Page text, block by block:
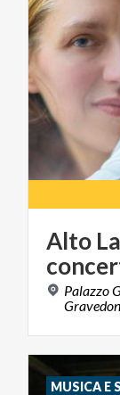
Alto
Palazzo
MUSICA E